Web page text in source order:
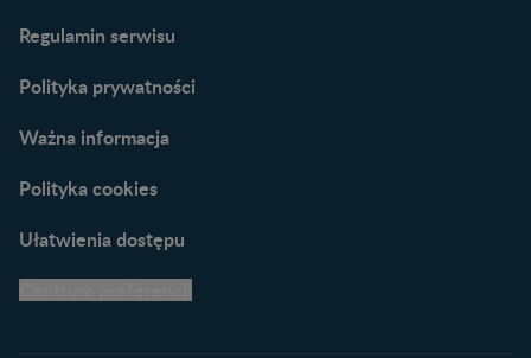
praktyczne wskazówki
Regulamin serwisu
Polityka prywatności
Ważna informacja
Polityka cookies
Ułatwienia dostępu